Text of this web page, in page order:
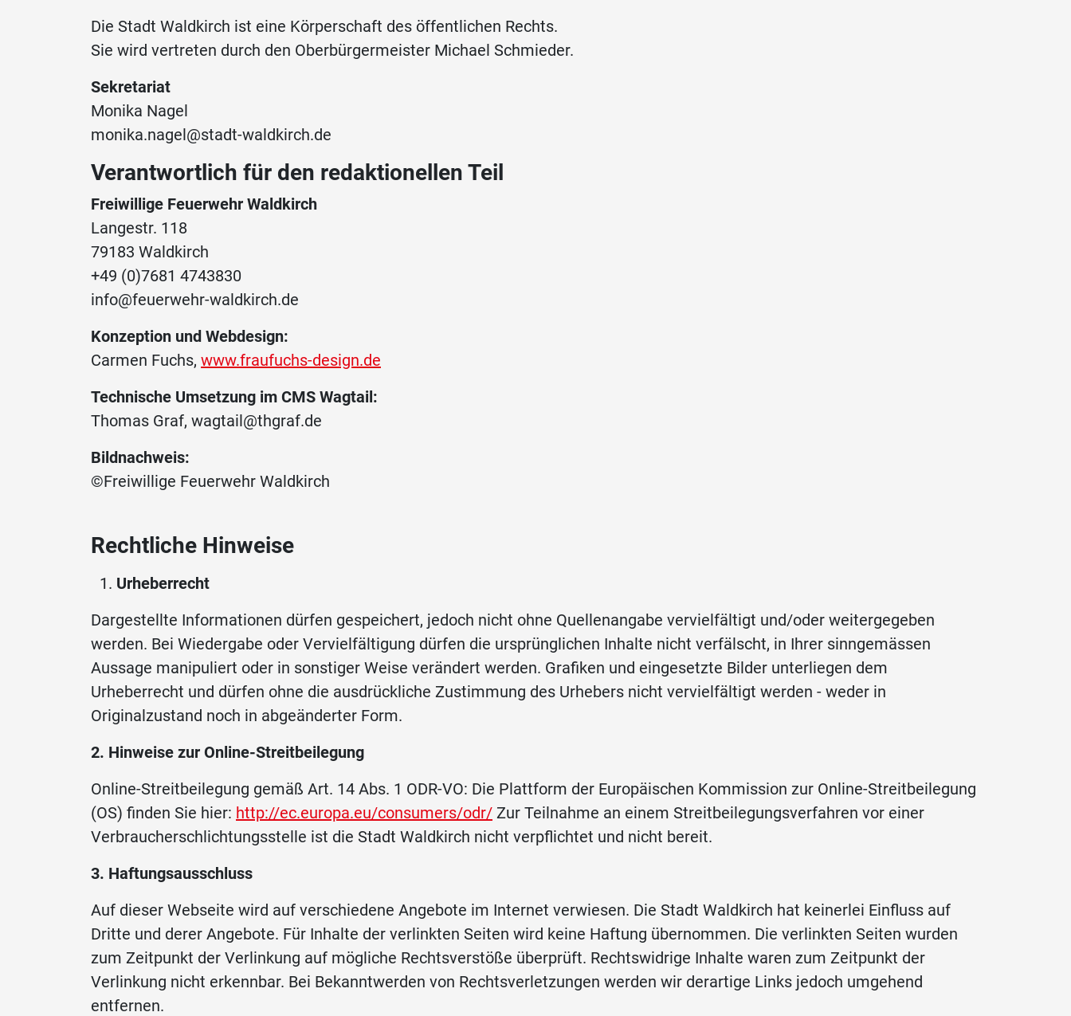
Die Stadt Waldkirch ist eine Körperschaft des öffentlichen Rechts.
Sie wird vertreten durch den Oberbürgermeister Michael Schmieder.
Sekretariat
Monika Nagel
monika.nagel@stadt-waldkirch.de
Verantwortlich für den redaktionellen Teil
Freiwillige Feuerwehr Waldkirch
Langestr. 118
79183 Waldkirch
+49 (0)7681 4743830
info@feuerwehr-waldkirch.de
Konzeption und Webdesign:
Carmen Fuchs, www.fraufuchs-design.de
Technische Umsetzung im CMS Wagtail:
Thomas Graf, wagtail@thgraf.de
Bildnachweis:
©Freiwillige Feuerwehr Waldkirch
Rechtliche Hinweise
Urheberrecht
Dargestellte Informationen dürfen gespeichert, jedoch nicht ohne Quellenangabe vervielfältigt und/oder weitergegeben
werden. Bei Wiedergabe oder Vervielfältigung dürfen die ursprünglichen Inhalte nicht verfälscht, in Ihrer sinngemässen
Aussage manipuliert oder in sonstiger Weise verändert werden. Grafiken und eingesetzte Bilder unterliegen dem
Urheberrecht und dürfen ohne die ausdrückliche Zustimmung des Urhebers nicht vervielfältigt werden - weder in
Originalzustand noch in abgeänderter Form.
2. Hinweise zur Online-Streitbeilegung
Online-Streitbeilegung gemäß Art. 14 Abs. 1 ODR-VO: Die Plattform der Europäischen Kommission zur Online-Streitbeilegung
(OS) finden Sie hier: http://ec.europa.eu/consumers/odr/ Zur Teilnahme an einem Streitbeilegungsverfahren vor einer
Verbraucherschlichtungsstelle ist die Stadt Waldkirch nicht verpflichtet und nicht bereit.
3. Haftungsausschluss
Auf dieser Webseite wird auf verschiedene Angebote im Internet verwiesen. Die Stadt Waldkirch hat keinerlei Einfluss auf
Dritte und derer Angebote. Für Inhalte der verlinkten Seiten wird keine Haftung übernommen. Die verlinkten Seiten wurden
zum Zeitpunkt der Verlinkung auf mögliche Rechtsverstöße überprüft. Rechtswidrige Inhalte waren zum Zeitpunkt der
Verlinkung nicht erkennbar. Bei Bekanntwerden von Rechtsverletzungen werden wir derartige Links jedoch umgehend
entfernen.